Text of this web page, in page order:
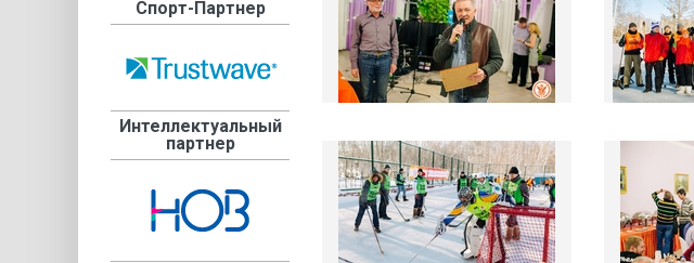
Спорт-Партнер
Интеллектуальный
партнер